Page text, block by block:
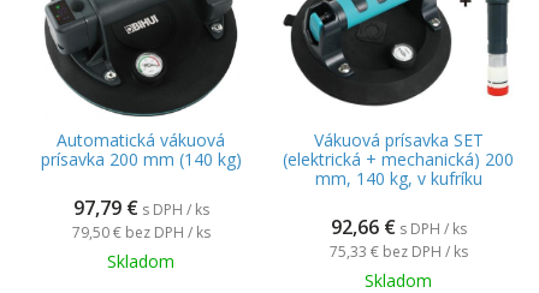
Automatická vákuová
prísavka 200 mm (140 kg)
97,79 € s DPH / ks
79,50 € bez DPH / ks
Skladom
Vákuová prísavka SET
(elektrická + mechanická) 200
mm, 140 kg, v kufríku
92,66 € s DPH / ks
75,33 € bez DPH / ks
Skladom